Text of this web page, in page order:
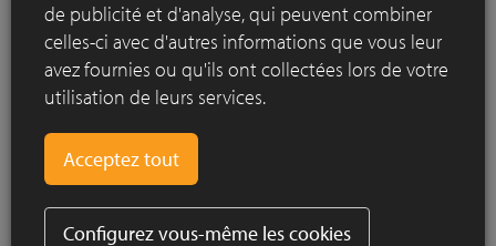
de publicité et d'analyse, qui peuvent combiner
celles-ci avec d'autres informations que vous leur
avez fournies ou qu'ils ont collectées lors de votre
utilisation de leurs services.
Configurez vous-même les cookies